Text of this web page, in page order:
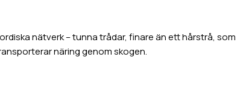
nätverk – tunna trådar, finare än ett hårstrå, som
näring genom skogen.